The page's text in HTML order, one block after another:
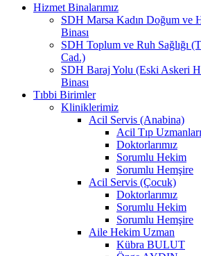
Hizmet Binalarımız
SDH Marsa Kadın Doğum ve
Binası
SDH Toplum ve Ruh Sağlığı
Cad.)
SDH Baraj Yolu (Eski Askeri
Binası
Tıbbi Birimler
Kliniklerimiz
Acil Servis (Anabina)
Acil Tıp Uzmanları
Doktorlarımız
Sorumlu Hekim
Sorumlu Hemşire
Acil Servis (Çocuk)
Doktorlarımız
Sorumlu Hekim
Sorumlu Hemşire
Aile Hekim Uzman
Kübra BULUT